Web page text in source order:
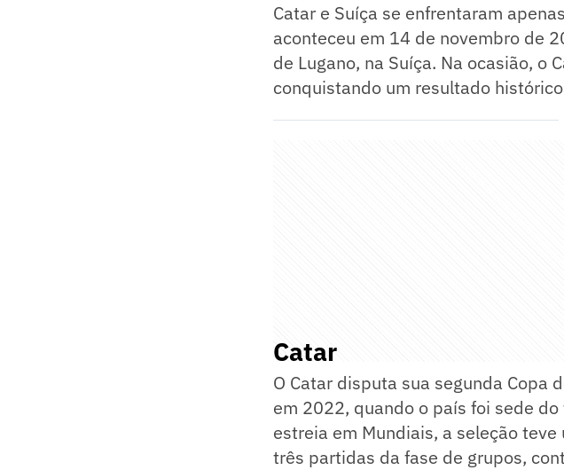
Catar e Suíça se enfrentaram
aconteceu em 14 de novembro de
de Lugano, na Suíça. Na ocasião, o
conquistando um resultado
Catar
O Catar disputa sua segunda Copa
em 2022, quando o país foi sede
estreia em Mundiais, a seleção
três partidas da fase de grupos,